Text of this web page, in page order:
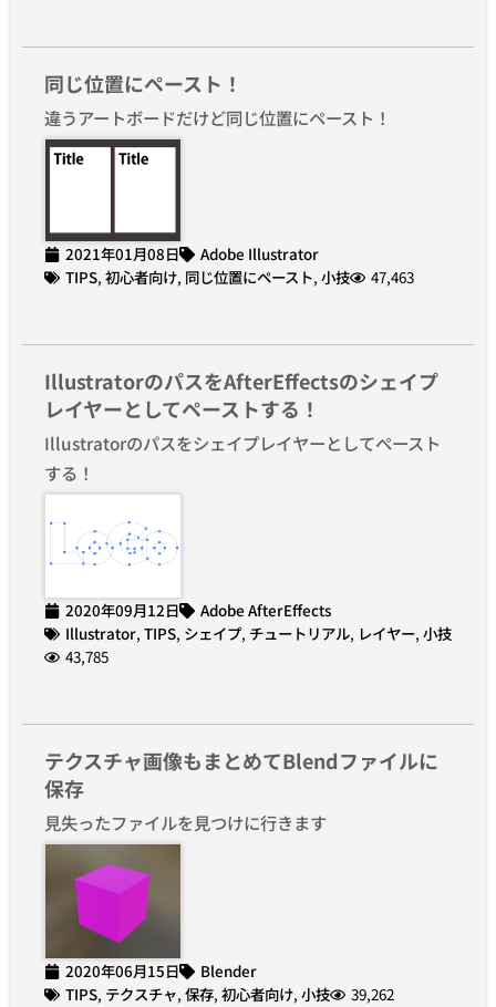
同じ位置にペースト！
違うアートボードだけど同じ位置にペースト！
2021年01月08日
Adobe Illustrator
TIPS, 初心者向け, 同じ位置にペースト, 小技 47,463
IllustratorのパスをAfterEffectsのシェイプ
レイヤーとしてペーストする！
Illustratorのパスをシェイプレイヤーとしてペースト
する！
2020年09月12日
Adobe AfterEffects
Illustrator, TIPS, シェイプ, チュートリアル, レイヤー, 小技
43,785
テクスチャ画像もまとめてBlendファイルに
保存
見失ったファイルを見つけに行きます
2020年06月15日
Blender
TIPS, テクスチャ, 保存, 初心者向け, 小技 39,262